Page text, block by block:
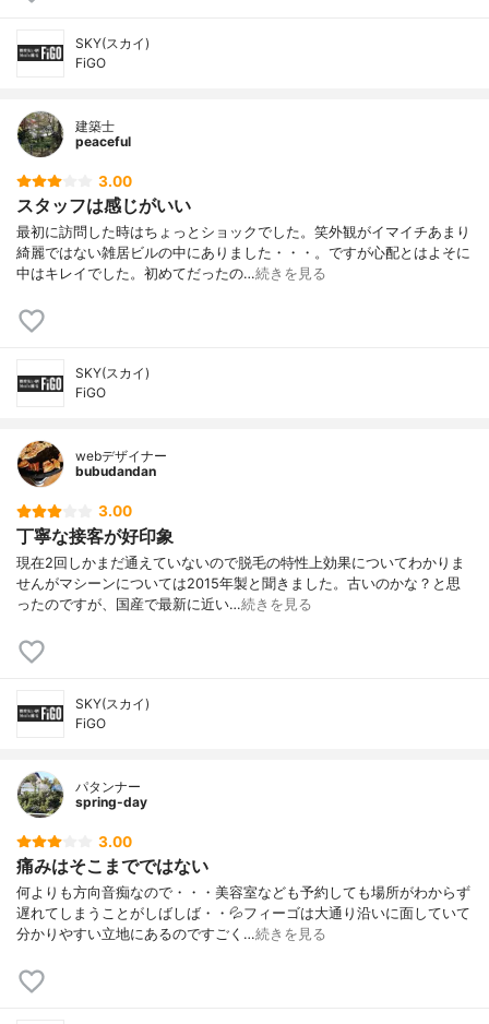
通うペース（髭脱毛）
1回あたりの施術時間（全
通うペース（体）
平均費用
支払方法
無料カウンセリング
体験
記載なし
利用者の主な年代
20代、30代、
利用店舗の変更
医療提携
シェービング
完全個室
認証脱毛機の取扱
SKY(スカイ)
FiGO
建築士
peaceful
3.00
スタッフは感じがいい
最初に訪問した時はちょっとショックでした。笑外観がイマイチあまり
綺麗ではない雑居ビルの中にありました・・・。ですが心配とはよそに
中はキレイでした。初めてだったの…続きを見る
SKY(スカイ)
FiGO
webデザイナー
bubudandan
3.00
丁寧な接客が好印象
現在2回しかまだ通えていないので脱毛の特性上効果についてわかりま
せんがマシーンについては2015年製と聞きました。古いのかな？と思
ったのですが、国産で最新に近い…続きを見る
SKY(スカイ)
FiGO
パタンナー
spring-day
3.00
痛みはそこまでではない
何よりも方向音痴なので・・・美容室なども予約しても場所がわからず
遅れてしまうことがしばしば・・💦フィーゴは大通り沿いに面していて
分かりやすい立地にあるのですごく…続きを見る